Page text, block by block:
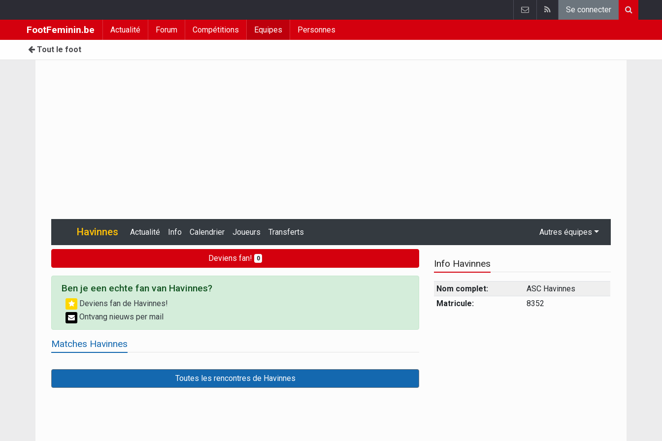
Se connecter
FootFeminin.be Actualité Forum Compétitions Equipes Personnes
Tout le foot
Havinnes Actualité Info Calendrier Joueurs Transferts Autres équipes
Deviens fan! 0
Ben je een echte fan van Havinnes?
Deviens fan de Havinnes!
Ontvang nieuws per mail
Matches Havinnes
Toutes les rencontres de Havinnes
Info Havinnes
Nom complet:
ASC Havinnes
Matricule:
8352